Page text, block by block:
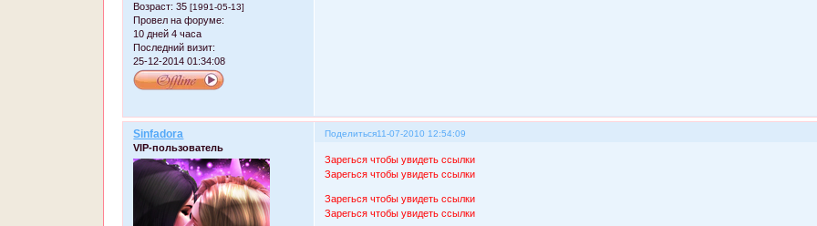
Возраст: 35[1991-05-13]
Провел на форуме:
10 дней 4 часа
Последний визит:
25-12-2014 01:34:08
Поделиться11-07-2010 12:54:09
Sinfadora
VIP-пользователь
Зарегься чтобы увидеть ссылки
Зарегься чтобы увидеть ссылки
Зарегься чтобы увидеть ссылки
Зарегься чтобы увидеть ссылки